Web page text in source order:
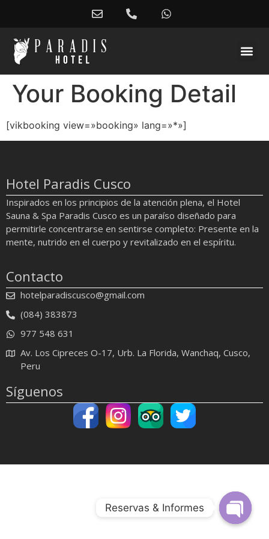
Your Booking Detail
[vikbooking view=»booking» lang=»*»]
Hotel Paradis Cusco
Inspirados en los principios de la atención plena, el Hotel
Sauna & Spa Paradis Cusco es un paraíso diseñado para
permitirle concentrarse en sentirse completo: Presente en la
mente, nutrido en el cuerpo y revitalizado en el espíritu.
Contacto
hotelparadiscusco@gmail.com
(084) 383873
977 548 631
Av. Los Cipreces O-17, Urb. La Florida, Wanchaq, Cusco,
Peru
Síguenos
Reservas & Informes